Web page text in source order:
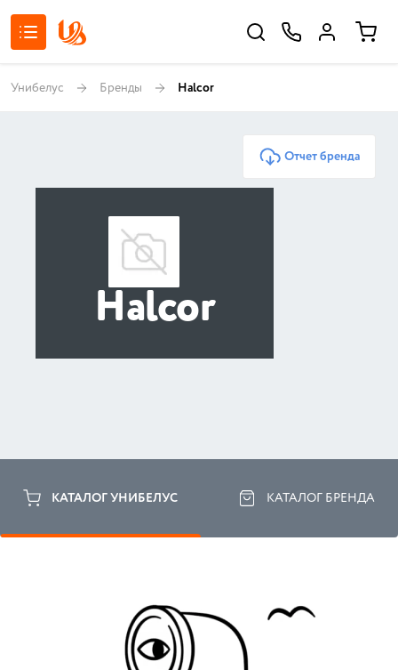
Унибелус Бренды Halcor
Отчет бренда
Halcor
КАТАЛОГ УНИБЕЛУС КАТАЛОГ БРЕНДА